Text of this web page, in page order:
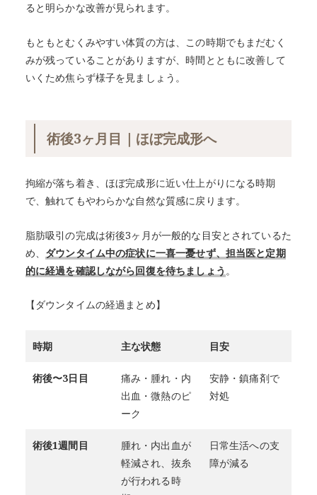
ると明らかな改善が見られます。
もともとむくみやすい体質の方は、この時期でもまだむく
みが残っていることがありますが、時間とともに改善して
いくため焦らず様子を見ましょう。
術後3ヶ月目｜ほぼ完成形へ
拘縮が落ち着き、ほぼ完成形に近い仕上がりになる時期
で、触れてもやわらかな自然な質感に戻ります。
脂肪吸引の完成は術後3ヶ月が一般的な目安とされているた
め、 ダウンタイム中の症状に一喜一憂せず、担当医と定期
的に経過を確認しながら回復を待ちましょう 。
【ダウンタイムの経過まとめ】
時期 主な状態 目安
術後〜3日目
痛み・腫れ・内
出血・微熱のピ
ーク
安静・鎮痛剤で
対処
術後1週間目
腫れ・内出血が
軽減され、抜糸
が行われる時
日常生活への支
障が減る